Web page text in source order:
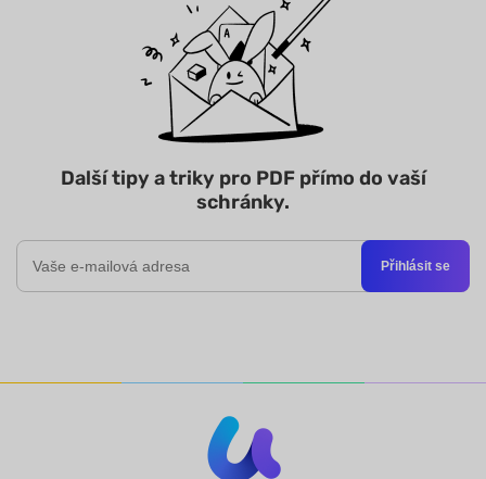
Další tipy a triky pro PDF přímo do vaší
schránky.
Přihlásit se